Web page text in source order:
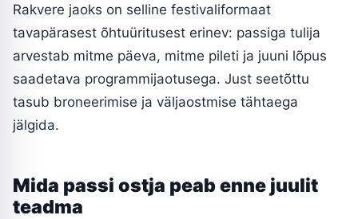
Rakvere jaoks on selline festivaliformaat
tavapärasest õhtuüritusest erinev: passiga tulija
arvestab mitme päeva, mitme pileti ja juuni lõpus
saadetava programmijaotusega. Just seetõttu
tasub broneerimise ja väljaostmise tähtaega
jälgida.
Mida passi ostja peab enne juulit
teadma